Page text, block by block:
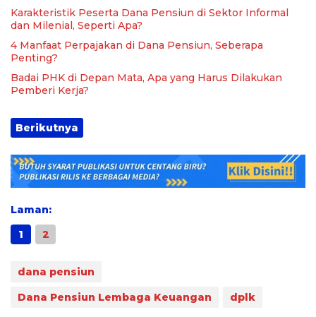
Karakteristik Peserta Dana Pensiun di Sektor Informal
dan Milenial, Seperti Apa?
4 Manfaat Perpajakan di Dana Pensiun, Seberapa
Penting?
Badai PHK di Depan Mata, Apa yang Harus Dilakukan
Pemberi Kerja?
Berikutnya
Laman:
1
2
dana pensiun
Dana Pensiun Lembaga Keuangan
dplk